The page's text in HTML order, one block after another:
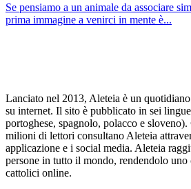
Se pensiamo a un animale da associare
prima immagine a venirci in mente è...
Lanciato nel 2013, Aleteia è un
su internet. Il sito è pubblicato in sei
portoghese, spagnolo, polacco e
milioni di lettori consultano Aleteia
applicazione e i social media. Aleteia
persone in tutto il mondo, rendendolo uno
cattolici online.